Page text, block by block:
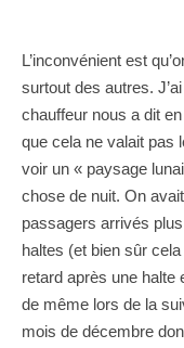
L’inconvénient est
surtout des autres.
chauffeur nous a dit
que cela ne valait pas
voir un « paysage
chose de nuit. On
passagers arrivés
haltes (et bien sûr
retard après une halte
de même lors de la
mois de décembre